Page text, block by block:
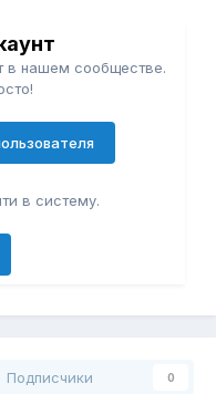
в нашем сообществе.
в систему.
Подписчики 0